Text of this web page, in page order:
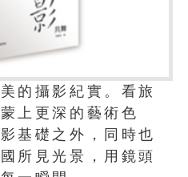
的攝影紀實。看旅
上更深的藝術色
基礎之外，同時也
所見光景，用鏡頭